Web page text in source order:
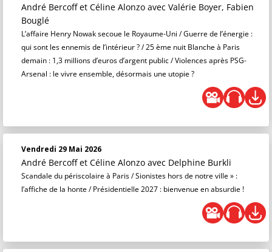
André Bercoff et Céline Alonzo avec Valérie Boyer, Fabien
Bouglé
L’affaire Henry Nowak secoue le Royaume-Uni / Guerre de l’énergie :
qui sont les ennemis de l’intérieur ? / 25 ème nuit Blanche à Paris
demain : 1,3 millions d’euros d’argent public / Violences après PSG-
Arsenal : le vivre ensemble, désormais une utopie ?
Vendredi 29 Mai 2026
André Bercoff et Céline Alonzo avec Delphine Burkli
Scandale du périscolaire à Paris / Sionistes hors de notre ville » :
l’affiche de la honte / Présidentielle 2027 : bienvenue en absurdie !